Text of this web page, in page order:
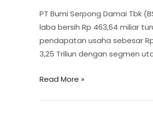
PT Bumi Serpong Damai Tbk
laba bersih Rp 463,64 miliar
pendapatan usaha sebesar
3,25 Triliun dengan segmen
Read More »